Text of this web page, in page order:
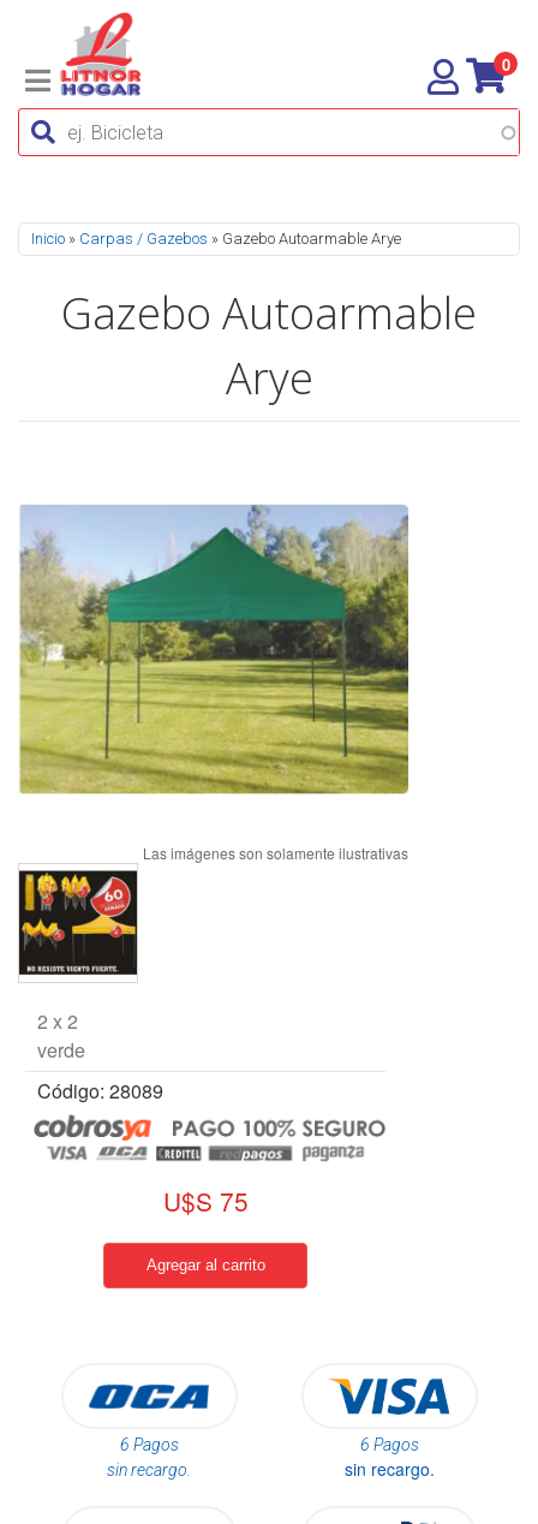
0
Se encuentra usted aquí
Inicio » Carpas / Gazebos » Gazebo Autoarmable Arye
Gazebo Autoarmable
Arye
2 x 2
verde
Código: 28089
U$S 75
6 Pagos
sin recargo.
6 Pagos
sin recargo.